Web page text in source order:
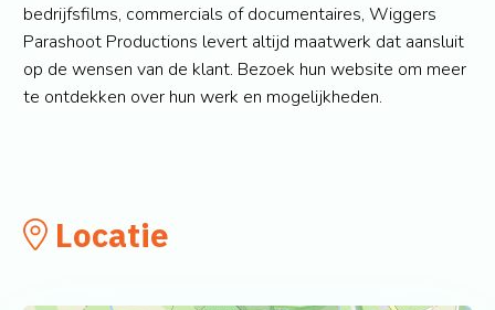
bedrijfsfilms, commercials of documentaires, Wiggers
Parashoot Productions levert altijd maatwerk dat aansluit
op de wensen van de klant. Bezoek hun website om meer
te ontdekken over hun werk en mogelijkheden.
Locatie